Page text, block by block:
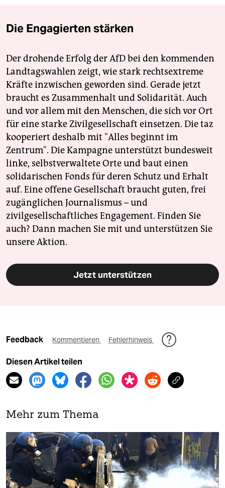
Die Engagierten stärken
Der drohende Erfolg der AfD bei den kommenden
Landtagswahlen zeigt, wie stark rechtsextreme
Kräfte inzwischen geworden sind. Gerade jetzt
braucht es Zusammenhalt und Solidarität. Auch
und vor allem mit den Menschen, die sich vor Ort
für eine starke Zivilgesellschaft einsetzen. Die taz
kooperiert deshalb mit "Alles beginnt im
Zentrum". Die Kampagne unterstützt bundesweit
linke, selbstverwaltete Orte und baut einen
solidarischen Fonds für deren Schutz und Erhalt
auf. Eine offene Gesellschaft braucht guten, frei
zugänglichen Journalismus – und
zivilgesellschaftliches Engagement. Finden Sie
auch? Dann machen Sie mit und unterstützen Sie
unsere Aktion.
Jetzt unterstützen
Feedback Kommentieren Fehlerhinweis
Diesen Artikel teilen
Mehr zum Thema